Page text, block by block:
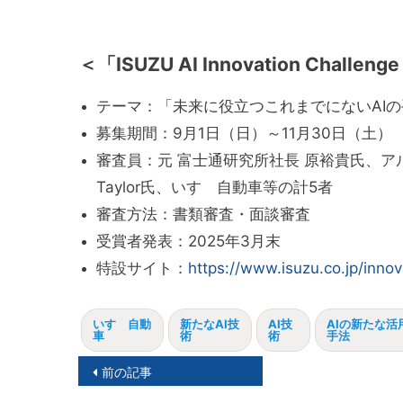
＜「ISUZU AI Innovation
テーマ：「未来に役立つこれまでにないAI
募集期間：9月1日（日）～11月30日（土）
審査員：元 富士通研究所社長 原裕貴氏、
Taylor氏、いすゞ自動車等の計5者
審査方法：書類審査・面談審査
受賞者発表：2025年3月末
特設サイト： https://www.isuzu.co.jp/
いすゞ自動
車
新たなAI技
術
AI技
術
AIの新たな活
手法
投前の記事